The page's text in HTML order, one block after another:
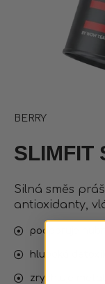
BERRY
SLIMFIT
Silná směs
antioxidanty,
podporuje
hluboká
zrychluje